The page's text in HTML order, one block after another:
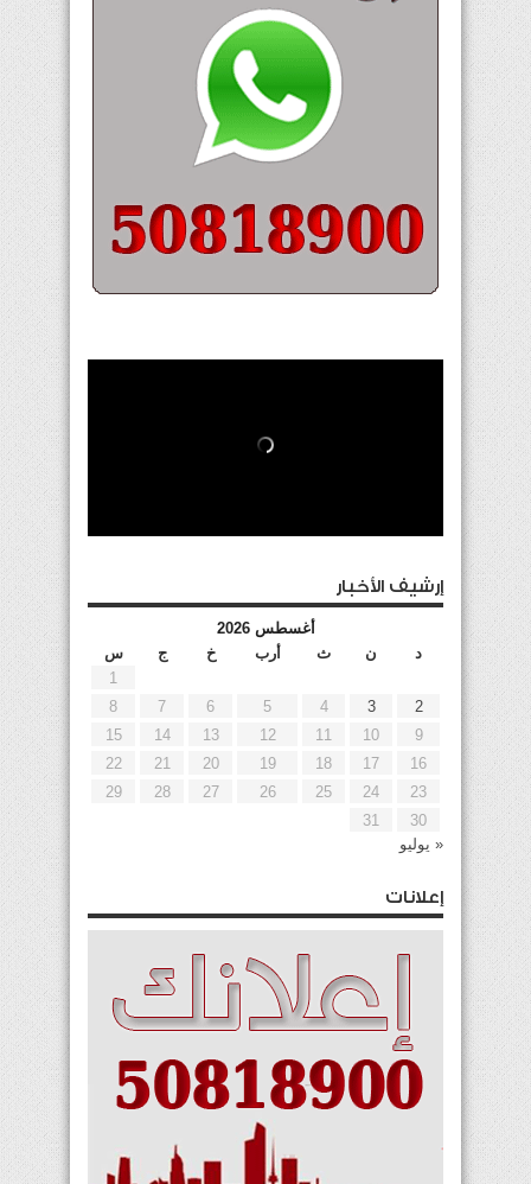
إرشيف الأخبار
أغسطس 2026
د
ن ث أرب خ ج
س
1
2
3
4
5
6
7
8
9
10
11
12
13
14
15
16
17
18
19
20
21
22
23
24
25
26
27
28
29
30
31
« يوليو
إعلانات